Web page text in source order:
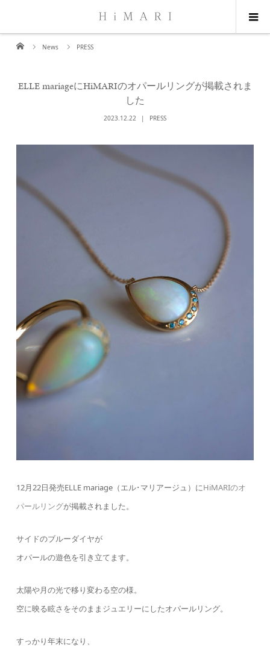
News PRESS
ELLE mariageにHiMARIのオパールリングが掲載されま
した
2023.12.22 PRESS
12月22日発売ELLE mariage（エル･マリアージュ）にHiMARIのオ
パールリングが掲載されました。
サイドのブルーダイヤが
オパールの遊色を引き立てます。
太陽や月の光で移り変わる空の様。
空に映る眩さをそのままジュエリーにしたオパールリング。
すっかり年末になり、